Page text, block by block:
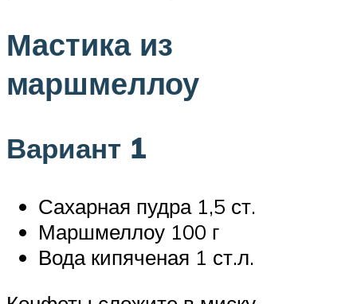
Мастика из
маршмеллоу
Вариант 1
Сахарная пудра 1,5 ст.
Маршмеллоу 100 г
Вода кипяченая 1 ст.л.